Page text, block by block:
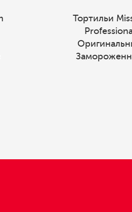
Тортильи